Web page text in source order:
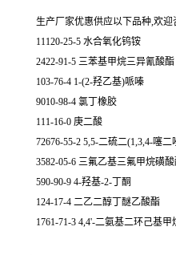
生产厂家优惠供应以下品种,欢迎
11120-25-5 水合氧化钨铵
2422-91-5 三苯基甲烷三异氰酸酯
103-76-4 1-(2-羟乙基)哌嗪
9010-98-4 氯丁橡胶
111-16-0 庚二酸
72676-55-2 5,5-二硫二(1,3,4-噻二
3582-05-6 三氟乙基三氟甲烷磺
590-90-9 4-羟基-2-丁酮
124-17-4 二乙二醇丁醚乙酸酯
1761-71-3 4,4'-二氨基二环己基甲